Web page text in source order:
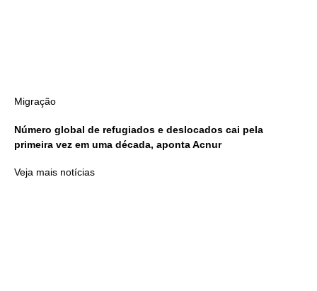
Migração
Número global de refugiados e deslocados cai pela
primeira vez em uma década, aponta Acnur
Veja mais notícias